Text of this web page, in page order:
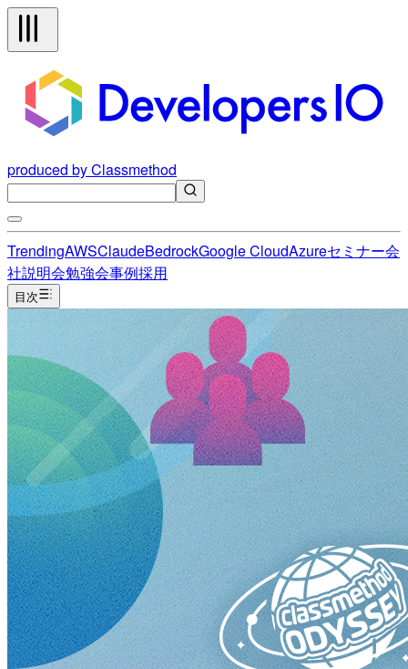
produced by Classmethod
TrendingAWSClaudeBedrockGoogle CloudAzureセミナー会
社説明会勉強会事例採用
目次